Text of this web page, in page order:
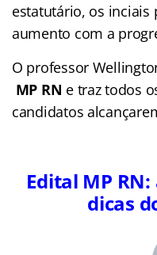
estatutário, os inciais
aumento com a
O professor
MP RN e traz todos
candidatos
Edital MP
dicas